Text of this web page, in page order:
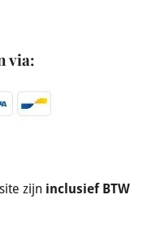
via:
zijn inclusief BTW